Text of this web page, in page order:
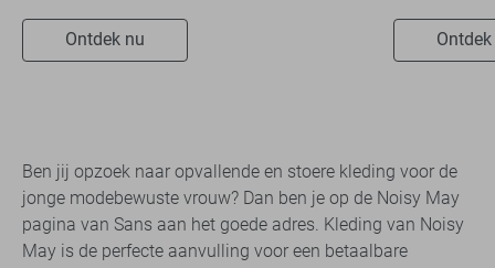
Ontdek nu
Ben jij opzoek naar opvallende en stoere kleding voor de
jonge modebewuste vrouw? Dan ben je op de Noisy May
pagina van Sans aan het goede adres. Kleding van Noisy
May is de perfecte aanvulling voor een betaalbare